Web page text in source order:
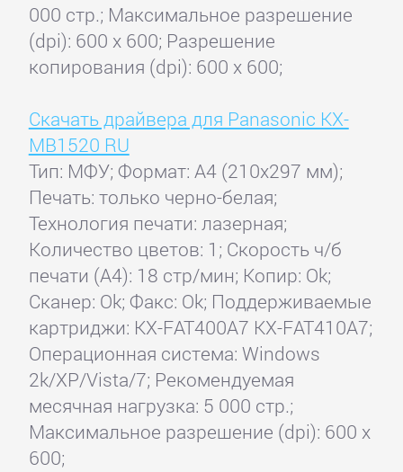
000 стр.; Максимальное разрешение
(dpi): 600 x 600; Разрешение
копирования (dpi): 600 x 600;
Скачать драйвера для Panasonic KX-
MB1520 RU
Тип: МФУ; Формат: A4 (210x297 мм);
Печать: только черно-белая;
Технология печати: лазерная;
Количество цветов: 1; Скорость ч/б
печати (А4): 18 стр/мин; Копир: Ok;
Сканер: Ok; Факс: Ok; Поддерживаемые
картриджи: KX-FAT400A7 KX-FAT410A7;
Операционная система: Windows
2k/XP/Vista/7; Рекомендуемая
месячная нагрузка: 5 000 стр.;
Максимальное разрешение (dpi): 600 x
600;